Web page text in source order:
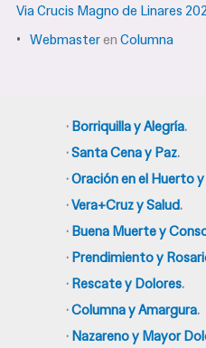
Via Crucis Magno de Linares
WebmasterenColumna
· Borriquilla y Alegría.
·Santa Cena y Paz.
·Oración en el Huerto
·Vera+Cruz y Salud.
· Buena Muerte y
· Prendimiento y
· Rescate y Dolores.
·Columna y Amargura.
· Nazareno y Mayor